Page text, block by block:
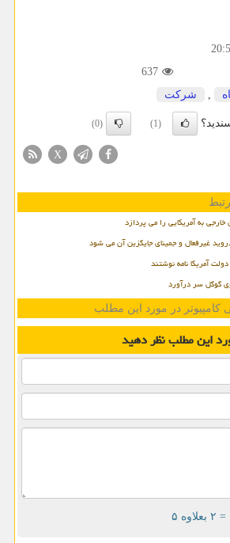
637
شركت
(1)
(0)
X
به آمریکایی را می پردازد
غیرفعال و جمینای جایگزین آن می شود
گوگل سر درآورد
کامپیوتر در مورد این مطلب
این مطلبنظر دهید
= ۲ بعلاوه ۵